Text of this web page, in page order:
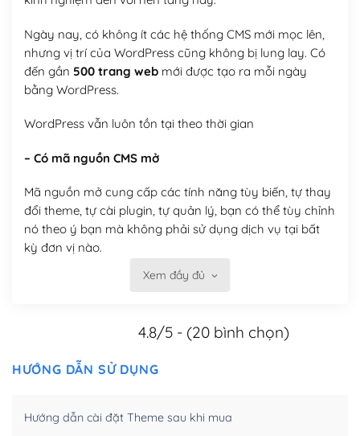
Ngày nay, có không ít các hệ thống CMS mới mọc lên,
nhưng vị trí của WordPress cũng không bị lung lay. Có
đến gần 500 trang webmới được tạo ra mỗi ngày
bằng WordPress.
WordPress vẫn luôn tồn tại theo thời gian
– Có mã nguồn CMS mở
Mã nguồn mở cung cấp các tính năng tùy biến, tự thay
đổi theme, tự cài plugin, tự quản lý, bạn có thể tùy chỉnh
nó theo ý bạn mà không phải sử dụng dịch vụ tại bất
kỳ đơn vị nào.
Việc của bạn là đăng ký một tên miền và hosting để
Có thể tùy biến trên website WordPress
– Thân thiện với công cụ tìm kiếm
WordPress bao gồm nhiều công cụ và plugin để tối ưu
Xem đầy đủ
4.8/5 - (20 bình chọn)
HƯỚNG DẪN SỬ DỤNG
Hướng dẫn cài đặt Theme sau khi mua